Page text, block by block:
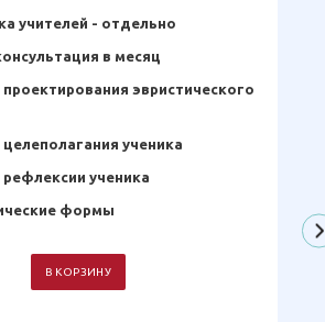
учителей - отдельно
в месяц
эвристического
ученика
ученика
формы
В КОРЗИНУ